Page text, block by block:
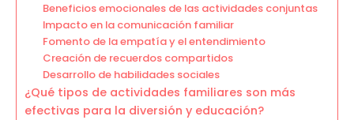
Beneficios emocionales de las actividades conjuntas
Impacto en la comunicación familiar
Fomento de la empatía y el entendimiento
Creación de recuerdos compartidos
Desarrollo de habilidades sociales
¿Qué tipos de actividades familiares son más
efectivas para la diversión y educación?